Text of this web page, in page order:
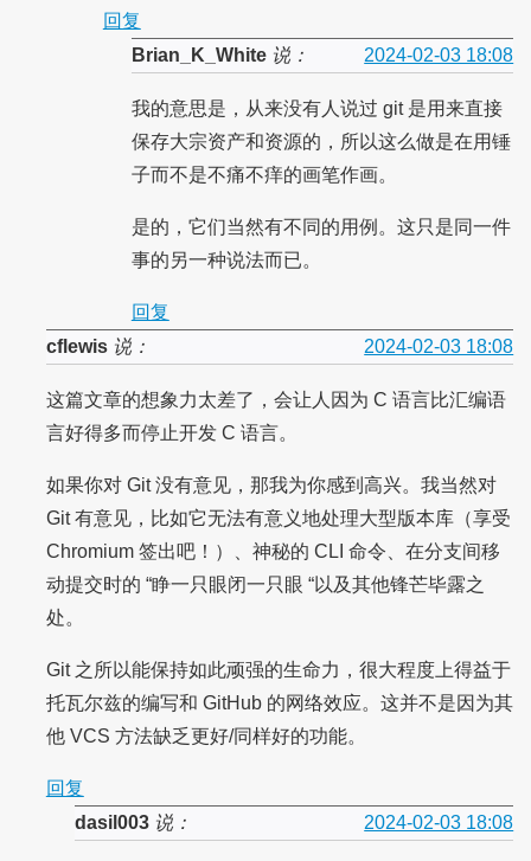
回复
Brian_K_White说： 2024-02-03 18:08
我的意思是，从来没有人说过 git 是用来直接
保存大宗资产和资源的，所以这么做是在用锤
子而不是不痛不痒的画笔作画。
是的，它们当然有不同的用例。这只是同一件
事的另一种说法而已。
回复
cflewis说： 2024-02-03 18:08
这篇文章的想象力太差了，会让人因为 C 语言比汇编语
言好得多而停止开发 C 语言。
如果你对 Git 没有意见，那我为你感到高兴。我当然对
Git 有意见，比如它无法有意义地处理大型版本库（享受
Chromium 签出吧！）、神秘的 CLI 命令、在分支间移
动提交时的 “睁一只眼闭一只眼 “以及其他锋芒毕露之
处。
Git 之所以能保持如此顽强的生命力，很大程度上得益于
托瓦尔兹的编写和 GitHub 的网络效应。这并不是因为其
他 VCS 方法缺乏更好/同样好的功能。
回复
dasil003说： 2024-02-03 18:08